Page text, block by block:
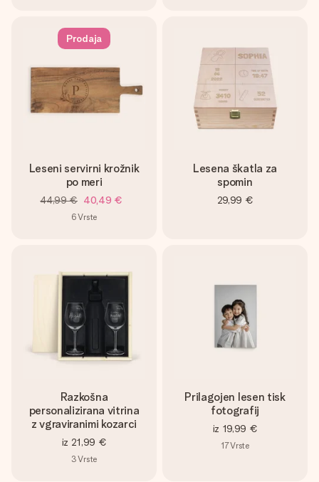
Prodaja
Leseni servirni krožnik
po meri
44,99 € 40,49 €
6Vrste
Lesena škatla za
spomin
29,99 €
Razkošna
personalizirana vitrina
z vgraviranimi kozarci
iz 21,99 €
3Vrste
Prilagojen lesen tisk
fotografij
iz 19,99 €
17Vrste